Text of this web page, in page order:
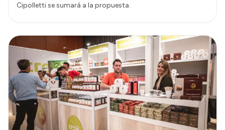
Cipolletti se sumará a la propuesta.